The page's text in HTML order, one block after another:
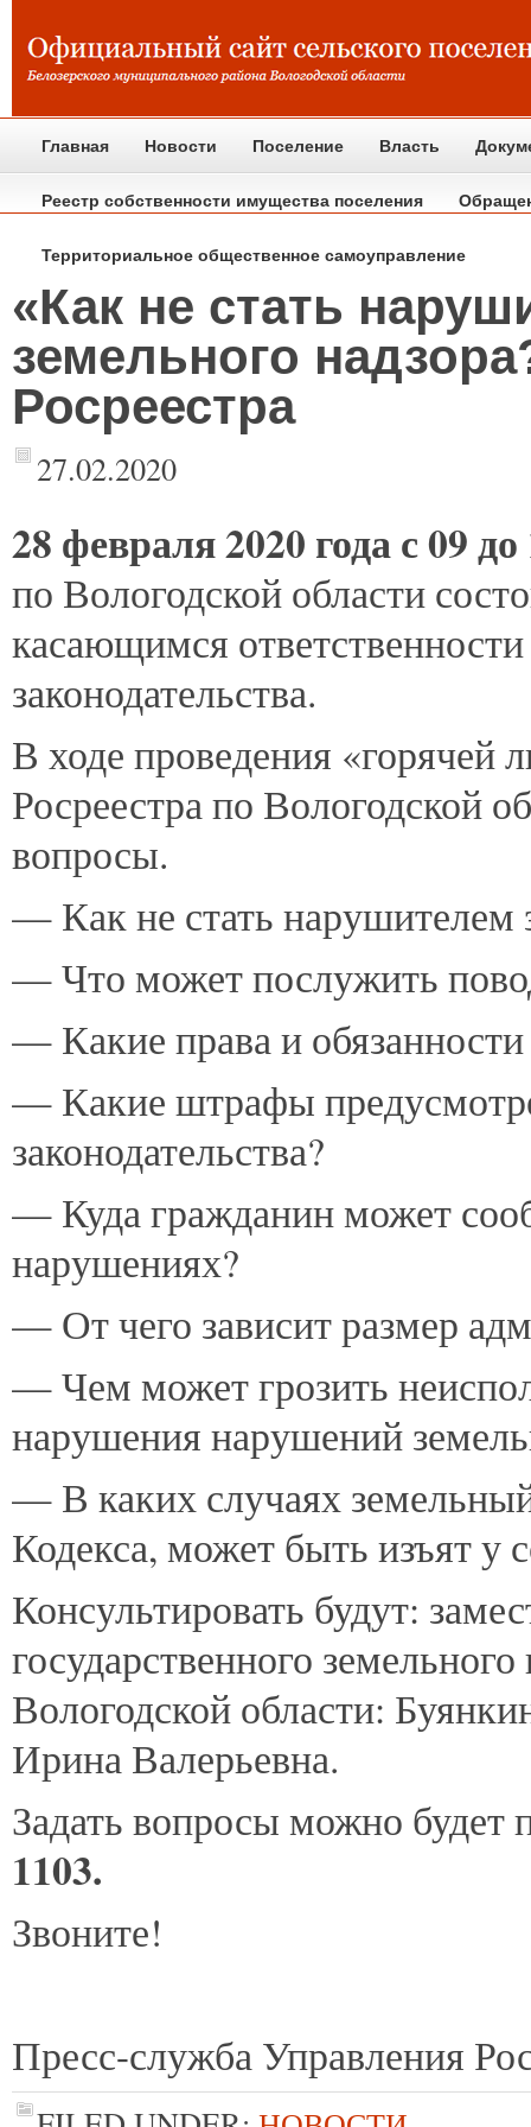
Главная Новости Поселение Власть
Реестр собственности имущества поселения
Территориальное общественное самоуправление
«Как не стать
земельного
Росреестра
27.02.2020
28 февраля 2020 годас 09
по Вологодской области
касающимся
законодательства.
В ходе проведения «горячей
Росреестра по Вологодской
вопросы.
— Как не стать нарушителем
— Что может послужить
— Какие права и
— Какие штрафы
законодательства?
— Куда гражданин может
нарушениях?
— От чего зависит размер
— Чем может грозить
нарушения нарушений
— В каких случаях
Кодекса, может быть изъят у
Консультировать будут:
государственного
Вологодской области:
Ирина Валерьевна.
Задать вопросы можно будет
1103.
Звоните!
Пресс-служба Управления